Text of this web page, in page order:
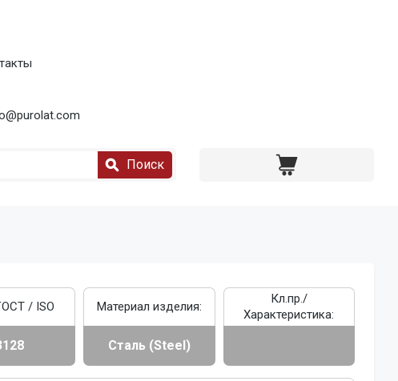
Поиск
/ ISO Материал изделия:
Сталь (Steel)
Кл.пр./
Характеристика: